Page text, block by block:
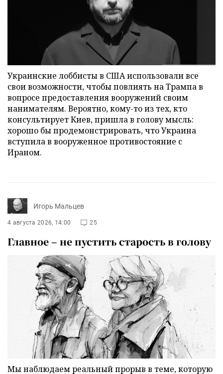
Украинские лоббисты в США использовали все
свои возможности, чтобы повлиять на Трампа в
вопросе предоставления вооружений своим
нанимателям. Вероятно, кому-то из тех, кто
консультирует Киев, пришла в голову мысль:
хорошо бы продемонстрировать, что Украина
вступила в вооруженное противостояние с
Ираном.
Игорь Мальцев
4 августа 2026, 14:00 25
Главное – не пустить старость в голову
Мы наблюдаем реальный прорыв в теме, которую